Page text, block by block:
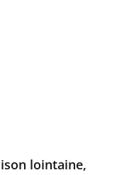
lointaine,